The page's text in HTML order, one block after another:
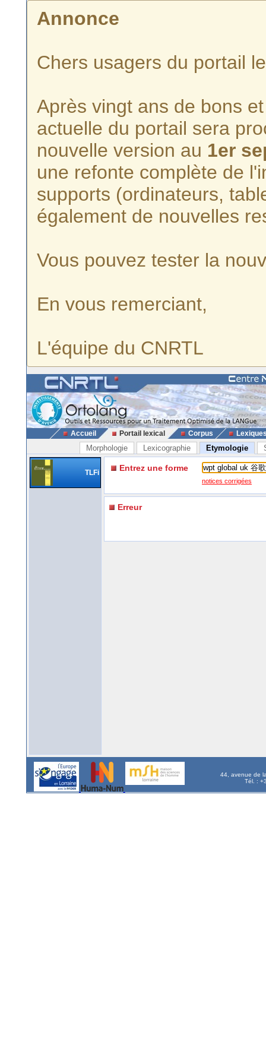
Annonce
Chers usagers du portail
Après vingt ans de bons
actuelle du portail sera
nouvelle version au 1er
une refonte complète de
supports (ordinateurs,
également de nouvelles
Vous pouvez tester la
En vous remerciant,
L'équipe du CNRTL
Accueil Portail lexical Corpus
Morphologie Lexicographie Etymologie
TLFi Entrez une forme
notices corrigées
Erreur
44, avenue de
Tél. :